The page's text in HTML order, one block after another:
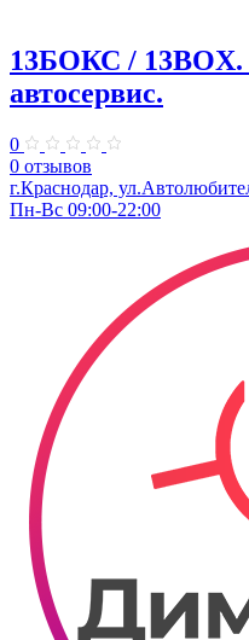
13БОКС /
автосервис.
0
0 отзывов
г.Краснодар,
Пн-Вс 09:00-22:00